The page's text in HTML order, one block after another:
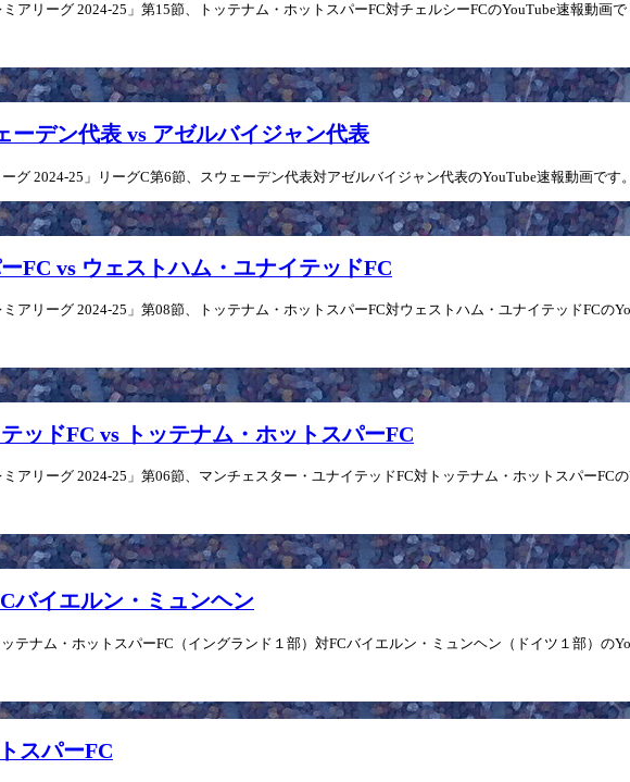
アリーグ 2024-25」第15節、トッテナム・ホットスパーFC対チェルシーFCのYouTube速報動画
ーデン代表 vs アゼルバイジャン代表
2024-25」リーグC第6節、スウェーデン代表対アゼルバイジャン代表のYouTube速報動画です。
FC vs ウェストハム・ユナイテッドFC
アリーグ 2024-25」第08節、トッテナム・ホットスパーFC対ウェストハム・ユナイテッドFCの
ッドFC vs トッテナム・ホットスパーFC
アリーグ 2024-25」第06節、マンチェスター・ユナイテッドFC対トッテナム・ホットスパーFC
バイエルン・ミュンヘン
テナム・ホットスパーFC（イングランド１部）対FCバイエルン・ミュンヘン（ドイツ１部）の
スパーFC